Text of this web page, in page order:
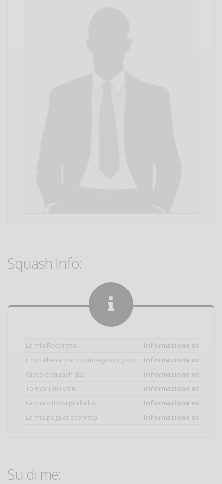
Squash Info:
La mia Racchetta:
Informazione non
Il mio Allenatore o compagno di gioco:
Informazione non
Gioco a squash dal:
Informazione non
Tornei/Titoli vinti:
Informazione non
La mia vittoria più bella:
Informazione non
La mia peggior sconfitta:
Informazione non
Su di me: